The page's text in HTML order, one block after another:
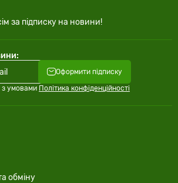
за підписку на новини!
Оформити підписку
з умовами Політика конфіденційності
обміну